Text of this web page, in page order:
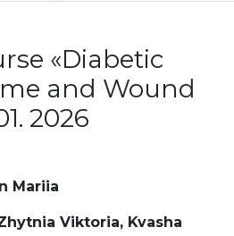
«Diabetic
and Wound
2026
Mariia
Viktoria, Kvasha